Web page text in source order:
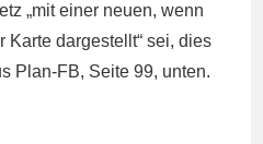
„mit einer neuen, wenn
Karte dargestellt“ sei, dies
Plan-FB, Seite 99, unten.